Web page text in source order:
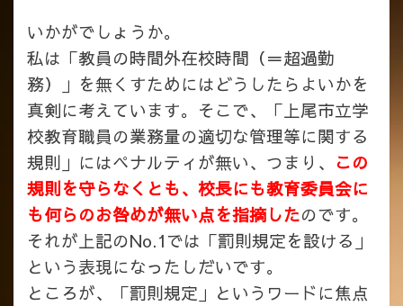
いかがでしょうか。
私は「教員の時間外在校時間（＝超過勤
務）」を無くすためにはどうしたらよいかを
真剣に考えています。そこで、「上尾市立学
校教育職員の業務量の適切な管理等に関する
規則」にはペナルティが無い、つまり、 この
規則を守らなくとも、校長にも教育委員会に
も何らのお咎めが無い点を指摘したのです。
それが上記のNo.1では「罰則規定を設ける」
という表現になったしだいです。
ところが、「罰則規定」というワードに焦点